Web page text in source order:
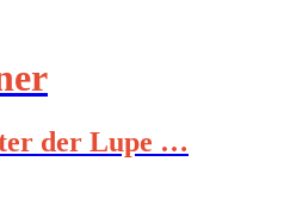
der Lupe …